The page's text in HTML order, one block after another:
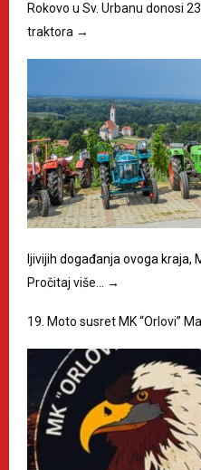
Rokovo u Sv. Urbanu donosi
traktora →
ljivijih događanja ovoga kraja,
Pročitaj više…
→
19. Moto susret MK “Orlovi”